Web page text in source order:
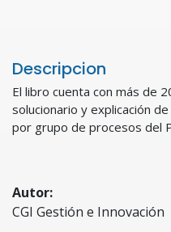
Descripcion
El libro cuenta con más de
solucionario y explicación
por grupo de procesos del
Autor:
CGI Gestión e Innovación